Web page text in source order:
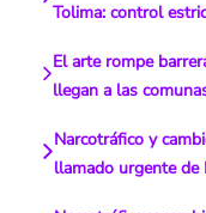
Tolima: control
El arte rompe
llegan a las
Narcotráfico y
llamado urgente de